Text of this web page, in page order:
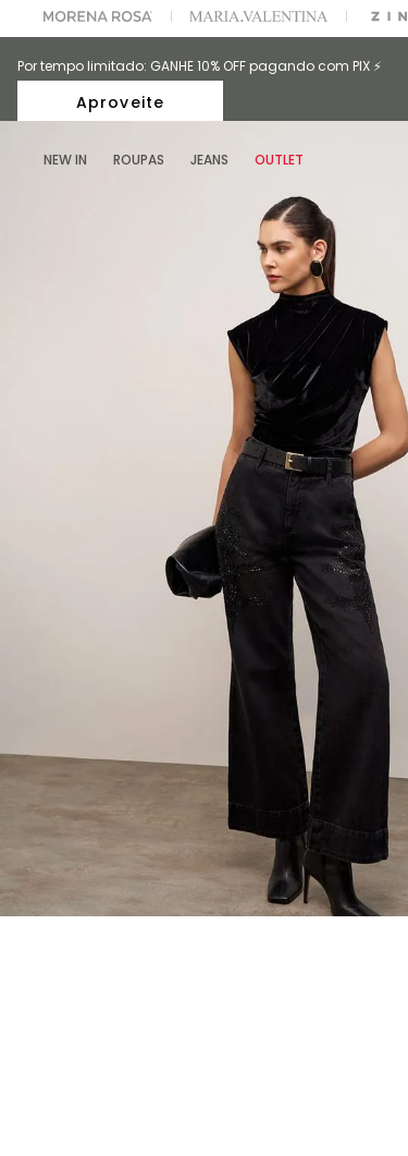
ESCOLHER SEU LOOK? FALE COM NOSSA PERSONAL SHOPPER.
Por tempo limitado: GANHE 10% OFF pagando com PIX ⚡️
Aproveite
NEW IN ROUPAS JEANS OUTLET